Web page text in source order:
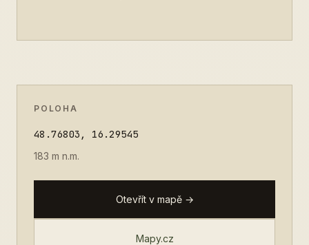
POLOHA
48.76803, 16.29545
183 m n.m.
Otevřít v mapě →
Mapy.cz